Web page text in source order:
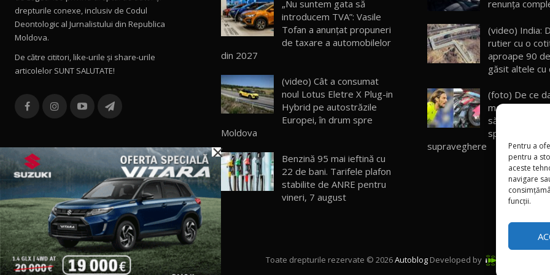
Pentru a
pentru a
aceste
navigare
funcții.
drepturile conexe, inclusiv de Codul
Deontologic al Jurnalistului din Republica
Moldova.
De către cititori, like-urile şi share-urile
articolelor SUNT SALUTATE!
„Nu suntem gata să
introducem TVA”: Vasile
Tofan a anunțat propuneri
de taxare a automobilelor
din 2027
(video) Cât a consumat
noul Lotus Eletre X Plug-in
Hybrid pe autostrăzile
Europei, în drum spre
Moldova
Benzină 95 mai ieftină cu
22 de bani. Tarifele plafon
stabilite de ANRE pentru
vineri, 7 august
renunţa
(video) India:
rutier cu o
aproape 90
găsit altele cu
(foto) De ce
maşină
să o laşi
spălătorie fără
supraveghere
Toate drepturile rezervate © 2026Autoblog Developed by
×